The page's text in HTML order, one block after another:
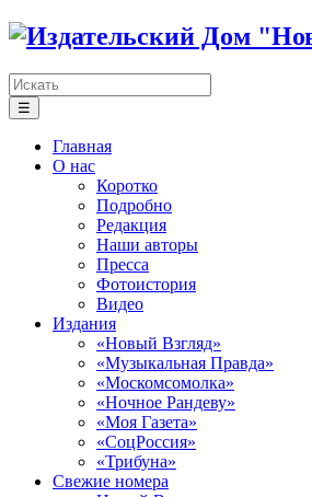
☰
Главная
О нас
Коротко
Подробно
Редакция
Наши авторы
Пресса
Фотоистория
Видео
Издания
«Новый Взгляд»
«Музыкальная Правда»
«Москомсомолка»
«Ночное Рандеву»
«Моя Газета»
«СоцРоссия»
«Трибуна»
Свежие номера